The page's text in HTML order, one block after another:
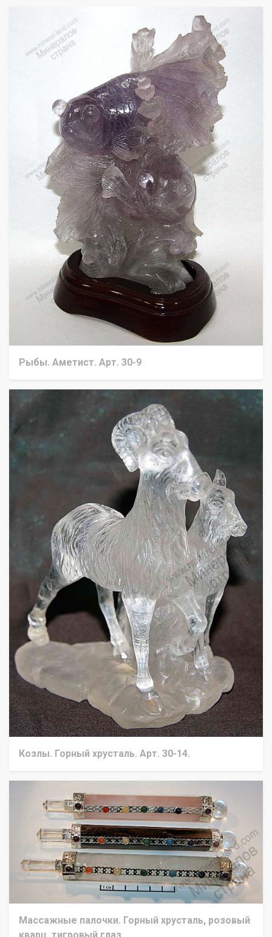
Рыбы. Аметист. Арт. 30-9
Козлы. Горный хрусталь. Арт. 30-14.
Массажные палочки. Горный хрусталь, розовый
кварц, тигровый глаз.